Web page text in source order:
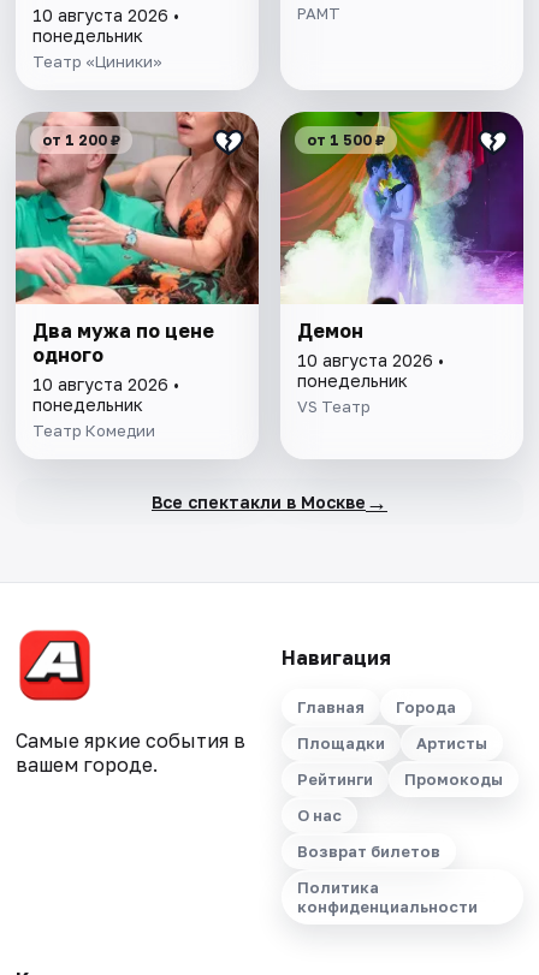
10 августа 2026 •
понедельник
Театр «Циники»
РАМТ
от 1 200 ₽
Два мужа по цене
одного
10 августа 2026 •
понедельник
Театр Комедии
от 1 500 ₽
Демон
10 августа 2026 •
понедельник
VS Театр
Все спектакли в Москве →
Самые яркие события в
вашем городе.
Навигация
Главная
Города
Площадки
Артисты
Рейтинги
Промокоды
О нас
Возврат билетов
Политика
конфиденциальности